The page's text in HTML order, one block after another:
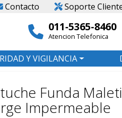
Contacto Soporte
011-5365-8460
Atencion Telefonica
Y VIGILANCIA
Funda
Impermeable